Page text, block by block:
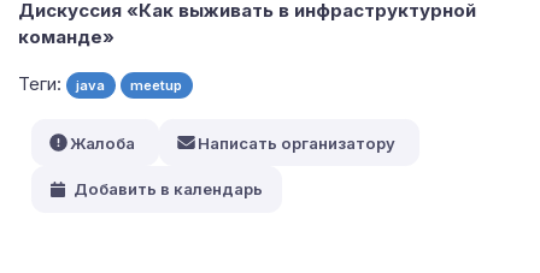
Дискуссия «Как выживать в инфраструктурной
команде»
Теги: java meetup
Жалоба Написать организатору
Добавить в календарь